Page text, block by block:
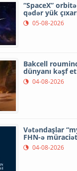
“SpaceX”
qədər yük
05-08-2026
Bakcell
dünyanı kəşf et
04-08-2026
Vətəndaşlar
FHN-ə
04-08-2026